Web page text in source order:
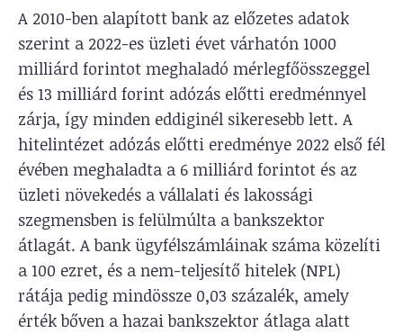
A 2010-ben alapított bank az előzetes adatok
szerint a 2022-es üzleti évet várhatón 1000
milliárd forintot meghaladó mérlegfőösszeggel
és 13 milliárd forint adózás előtti eredménnyel
zárja, így minden eddiginél sikeresebb lett. A
hitelintézet adózás előtti eredménye 2022 első fél
évében meghaladta a 6 milliárd forintot és az
üzleti növekedés a vállalati és lakossági
szegmensben is felülmúlta a bankszektor
átlagát. A bank ügyfélszámláinak száma közelíti
a 100 ezret, és a nem-teljesítő hitelek (NPL)
rátája pedig mindössze 0,03 százalék, amely
érték bőven a hazai bankszektor átlaga alatt